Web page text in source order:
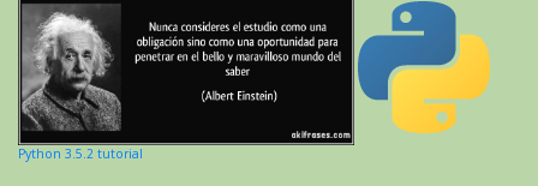
Python 3.5.2 tutorial